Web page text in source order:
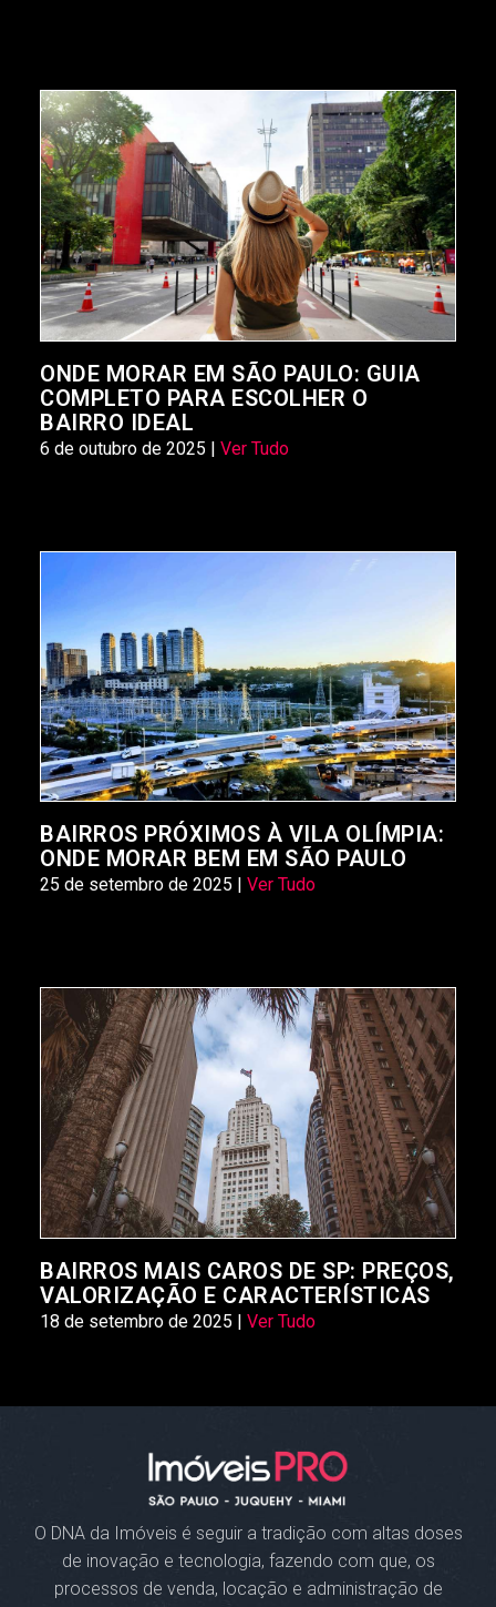
ONDE MORAR EM SÃO PAULO: GUIA
COMPLETO PARA ESCOLHER O
BAIRRO IDEAL
6 de outubro de 2025 | Ver Tudo
BAIRROS PRÓXIMOS À VILA OLÍMPIA:
ONDE MORAR BEM EM SÃO PAULO
25 de setembro de 2025 | Ver Tudo
BAIRROS MAIS CAROS DE SP: PREÇOS,
VALORIZAÇÃO E CARACTERÍSTICAS
18 de setembro de 2025 | Ver Tudo
O DNA da Imóveis é seguir a tradição com altas doses
de inovação e tecnologia, fazendo com que, os
processos de venda, locação e administração de